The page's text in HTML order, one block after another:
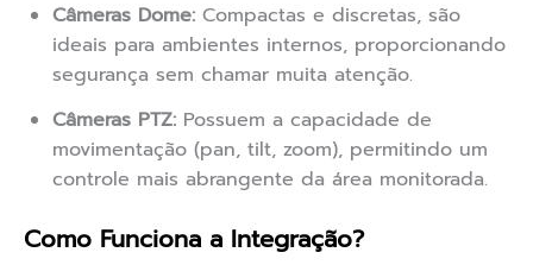
Câmeras Dome: Compactas e discretas, são
ideais para ambientes internos, proporcionando
segurança sem chamar muita atenção.
Câmeras PTZ: Possuem a capacidade de
movimentação (pan, tilt, zoom), permitindo um
controle mais abrangente da área monitorada.
Como Funciona a Integração?